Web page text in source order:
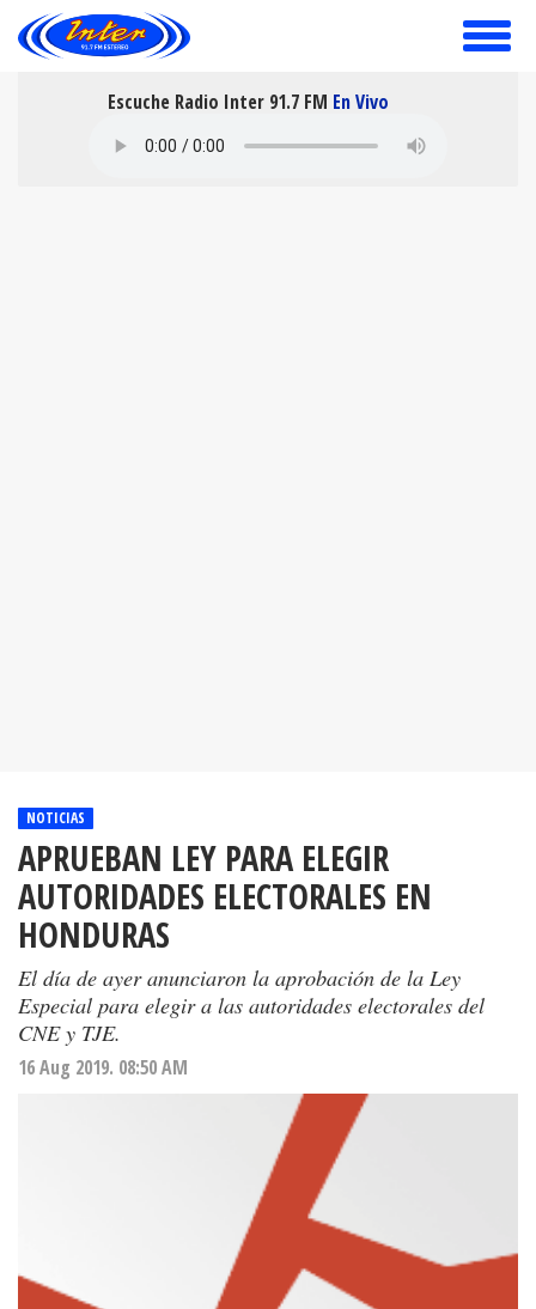
toggle
Escuche Radio Inter 91.7 FM En Vivo
NOTICIAS
APRUEBAN LEY PARA ELEGIR
AUTORIDADES ELECTORALES EN
HONDURAS
El día de ayer anunciaron la aprobación de la Ley
Especial para elegir a las autoridades electorales del
CNE y TJE.
16 Aug 2019. 08:50 AM